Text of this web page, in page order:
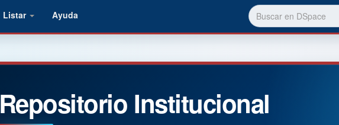
Listar Ayuda
Repositorio Institucional